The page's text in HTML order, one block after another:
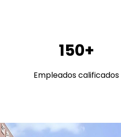
150+
Empleados calificados